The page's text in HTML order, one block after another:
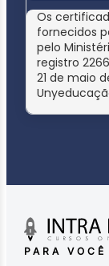
Os
fornecidos
pelo
registro
21 de maio
PARA VOCÊ